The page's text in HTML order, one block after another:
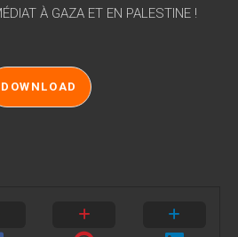
À GAZA ET EN PALESTINE !
DOWNLOAD